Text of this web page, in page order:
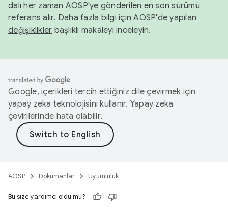
dalı her zaman AOSP'ye gönderilen en son sürümü
referans alır. Daha fazla bilgi içinAOSP'de yapılan
değişiklikler başlıklı makaleyi inceleyin.
Google, içerikleri tercih ettiğiniz dile çevirmek için
yapay zeka teknolojisini kullanır. Yapay zeka
çevirilerinde hata olabilir.
AOSP Dokümanlar Uyumluluk
Bu size yardımcı oldu mu?